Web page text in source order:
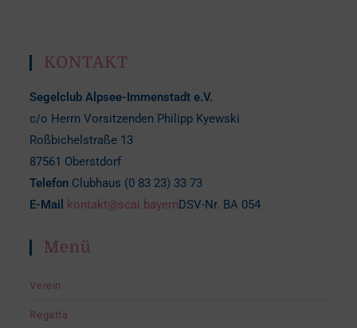
KONTAKT
Segelclub Alpsee-Immenstadt e.V.
c/o Herrn Vorsitzenden Philipp Kyewski
Roßbichelstraße 13
87561 Oberstdorf
Telefon Clubhaus (0 83 23) 33 73
E-Mail
kontakt@scai.bayernDSV-Nr. BA 054
Menü
Verein
Regatta